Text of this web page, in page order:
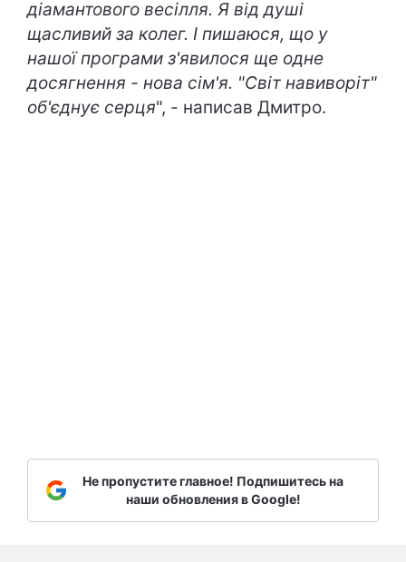
діамантового весілля. Я від душі
щасливий за колег. І пишаюся, що у
нашої програми з'явилося ще одне
досягнення - нова сім'я. "Світ навиворіт"
об'єднує серця", - написав Дмитро.
Не пропустите главное! Подпишитесь на
наши обновления в Google!